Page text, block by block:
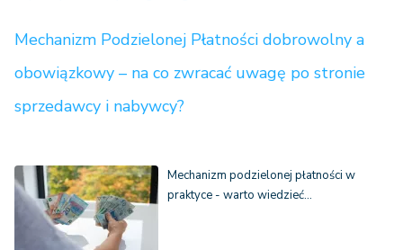
Mechanizm Podzielonej Płatności dobrowolny a
obowiązkowy – na co zwracać uwagę po stronie
sprzedawcy i nabywcy?
Mechanizm podzielonej płatności w
praktyce - warto wiedzieć…